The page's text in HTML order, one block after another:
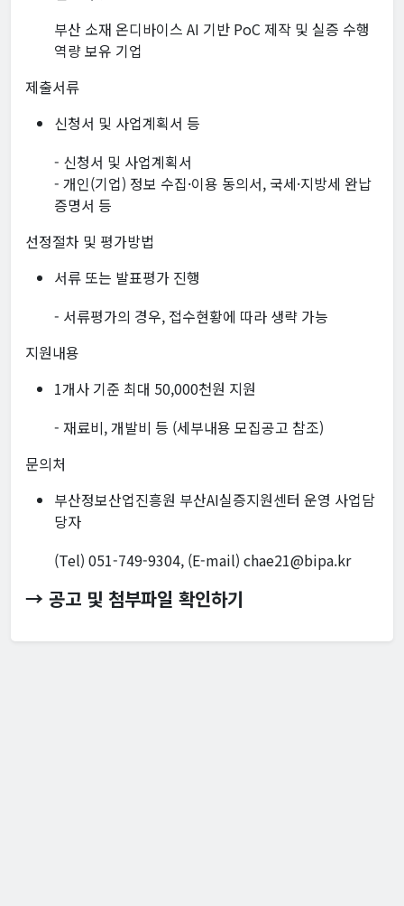
부산 소재 온디바이스 AI 기반 PoC 제작 및 실증 수행
역량 보유 기업
제출서류
신청서 및 사업계획서 등
- 신청서 및 사업계획서
- 개인(기업) 정보 수집·이용 동의서, 국세·지방세 완납
증명서 등
선정절차 및 평가방법
서류 또는 발표평가 진행
- 서류평가의 경우, 접수현황에 따라 생략 가능
지원내용
1개사 기준 최대 50,000천원 지원
- 재료비, 개발비 등 (세부내용 모집공고 참조)
문의처
부산정보산업진흥원 부산AI실증지원센터 운영 사업담
당자
(Tel) 051-749-9304, (E-mail) chae21@bipa.kr
→ 공고 및 첨부파일 확인하기